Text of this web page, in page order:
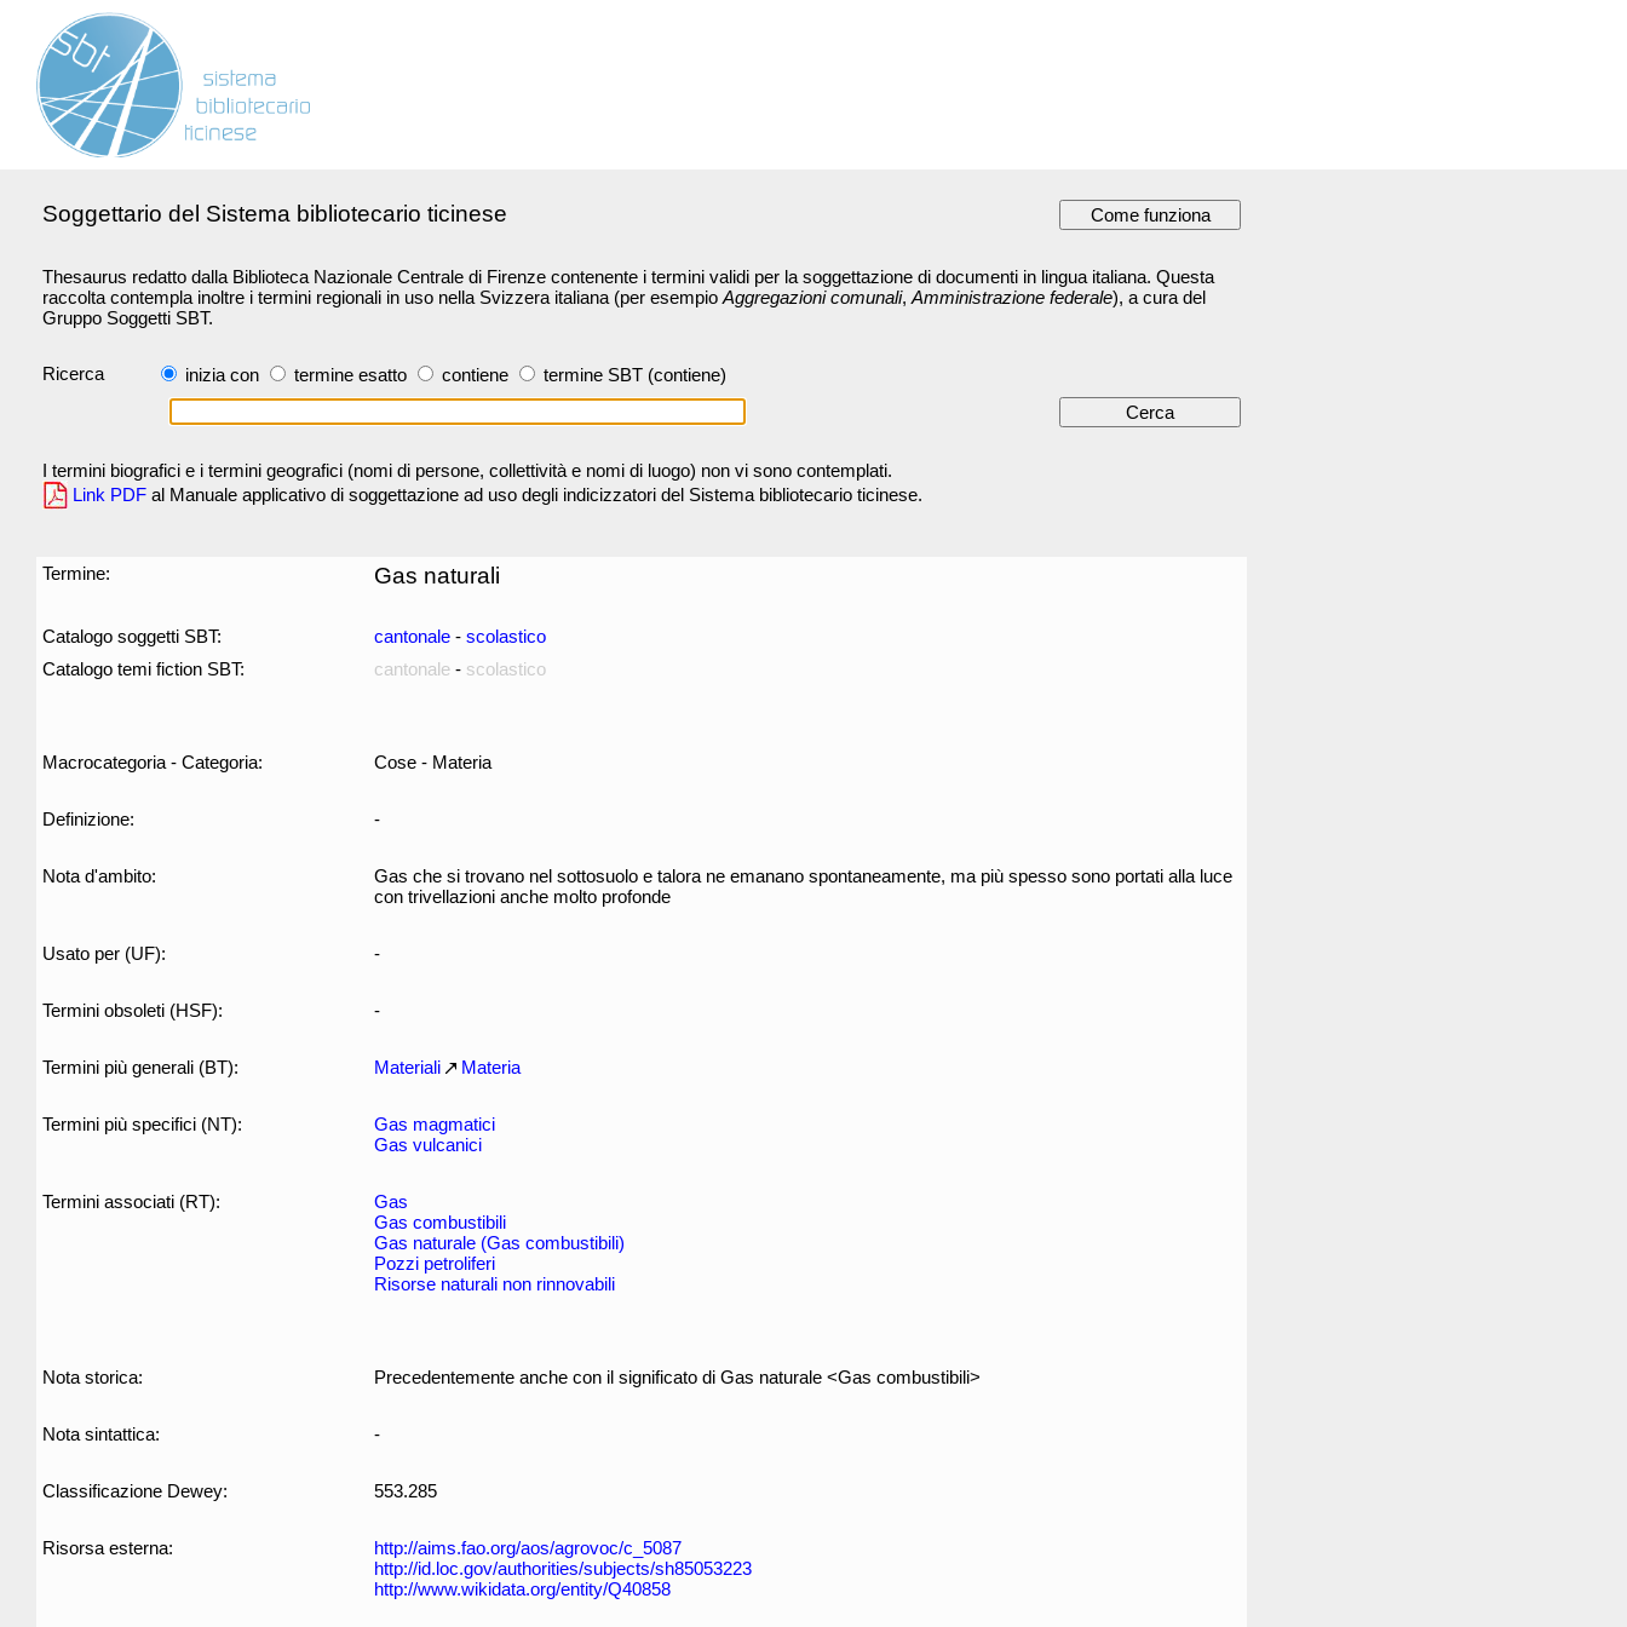
Soggettario del Sistema bibliotecario ticinese
Thesaurus redatto dalla Biblioteca Nazionale Centrale di Firenze contenente i termini validi per la soggettazione di documenti in lingua italiana. Questa
raccolta contempla inoltre i termini regionali in uso nella Svizzera italiana (per esempio Aggregazioni comunali, Amministrazione federale), a cura del
Gruppo Soggetti SBT.
Ricerca inizia con termine esatto contiene termine SBT (contiene)
I termini biografici e i termini geografici (nomi di persone, collettività e nomi di luogo) non vi sono contemplati.
Link PDF al Manuale applicativo di soggettazione ad uso degli indicizzatori del Sistema bibliotecario ticinese.
Termine: Gas naturali
Catalogo soggetti SBT: cantonale - scolastico
Catalogo temi fiction SBT:
cantonale - scolastico
Macrocategoria - Categoria: Cose - Materia
Definizione: -
Nota d'ambito:
Gas che si trovano nel sottosuolo e talora ne emanano spontaneamente, ma più spesso sono portati alla luce
con trivellazioni anche molto profonde
Usato per (UF): -
Termini obsoleti (HSF): -
Termini più generali (BT): Materiali Materia
Termini più specifici (NT):
Gas magmatici
Gas vulcanici
Termini associati (RT):
Gas
Gas combustibili
Gas naturale (Gas combustibili)
Pozzi petroliferi
Risorse naturali non rinnovabili
Nota storica: Precedentemente anche con il significato di Gas naturale <Gas combustibili>
Nota sintattica: -
Classificazione Dewey: 553.285
Risorsa esterna:
http://aims.fao.org/aos/agrovoc/c_5087
http://id.loc.gov/authorities/subjects/sh85053223
http://www.wikidata.org/entity/Q40858